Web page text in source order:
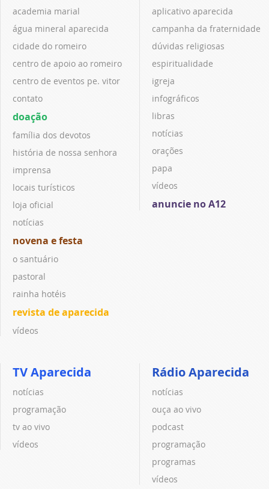
academia marial
água mineral aparecida
cidade do romeiro
centro de apoio ao romeiro
centro de eventos pe. vitor
contato
doação
família dos devotos
história de nossa senhora
imprensa
locais turísticos
loja oficial
notícias
novena e festa
o santuário
pastoral
rainha hotéis
revista de aparecida
vídeos
aplicativo aparecida
campanha da fraternidade
dúvidas religiosas
espiritualidade
igreja
infográficos
libras
notícias
orações
papa
vídeos
anuncie no A12
TV Aparecida
notícias
programação
tv ao vivo
vídeos
Rádio Aparecida
notícias
ouça ao vivo
podcast
programação
programas
vídeos